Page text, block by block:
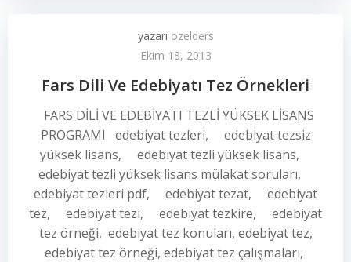
yazarı ozelders
Ekim 18, 2013
Fars Dili Ve Edebiyatı Tez Örnekleri
FARS DİLİ VE EDEBİYATI TEZLİ YÜKSEK LİSANS
PROGRAMI edebiyat tezleri, edebiyat tezsiz
yüksek lisans, edebiyat tezli yüksek lisans,
edebiyat tezli yüksek lisans mülakat soruları,
edebiyat tezleri pdf, edebiyat tezat, edebiyat
tez, edebiyat tezi, edebiyat tezkire, edebiyat
tez örneği, edebiyat tez konuları, edebiyat tez,
edebiyat tez örneği, edebiyat tez çalışmaları,